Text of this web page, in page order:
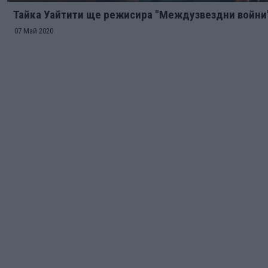
Тайка Уайтити ще режисира "Междузвездни
07 Май 2020